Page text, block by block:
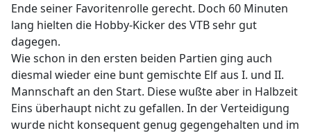
Ende seiner Favoritenrolle gerecht. Doch 60 Minuten
lang hielten die Hobby-Kicker des VTB sehr gut
dagegen.
Wie schon in den ersten beiden Partien ging auch
diesmal wieder eine bunt gemischte Elf aus I. und II.
Mannschaft an den Start. Diese wußte aber in Halbzeit
Eins überhaupt nicht zu gefallen. In der Verteidigung
wurde nicht konsequent genug gegengehalten und im